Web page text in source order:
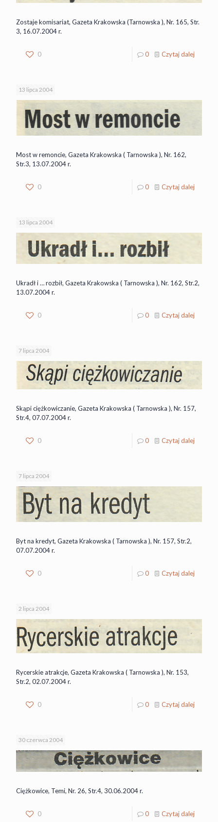
Zostaje komisariat, Gazeta Krakowska (Tarnowska ), Nr. 165, Str.
3, 16.07.2004 r.
0 0 Czytaj dalej
13 lipca 2004
Most w remoncie, Gazeta Krakowska ( Tarnowska ), Nr. 162,
Str.3, 13.07.2004 r.
0 0 Czytaj dalej
13 lipca 2004
Ukradł i … rozbił, Gazeta Krakowska ( Tarnowska ), Nr. 162, Str.2,
13.07.2004 r.
0 0 Czytaj dalej
7 lipca 2004
Skąpi ciężkowiczanie, Gazeta Krakowska ( Tarnowska ), Nr. 157,
Str.4, 07.07.2004 r.
0 0 Czytaj dalej
7 lipca 2004
Byt na kredyt, Gazeta Krakowska ( Tarnowska ), Nr. 157, Str.2,
07.07.2004 r.
0 0 Czytaj dalej
2 lipca 2004
Rycerskie atrakcje, Gazeta Krakowska ( Tarnowska ), Nr. 153,
Str.2, 02.07.2004 r.
0 0 Czytaj dalej
30 czerwca 2004
Ciężkowice, Temi, Nr. 26, Str.4, 30.06.2004 r.
0 0 Czytaj dalej